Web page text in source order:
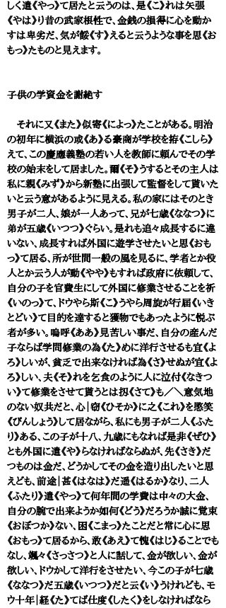
しく遣《やっ》て居たと云うのは、是《こ》れは矢張
《やは》り昔の武家根性で、金銭の損得に心を動か
すは卑劣だ、気が餒《す》えると云うような事を思《お
もっ》たものと見えます。
子供の学資金を謝絶す
それに又《また》似寄《によっ》たことがある。明治
の初年に横浜の或《あ》る豪商が学校を拵《こしら》
えて、この慶應義塾の若い人を教師に頼んでその学
校の始末をして居ました。爾《そ》うするとその主人は
私に親《みず》から新塾に出張して監督をして貰いた
いと云う意があるように見える。私の家にはそのとき
男子が二人、娘が一人あって、兄が七歳《ななつ》に
弟が五歳《いつつ》ぐらい。是れも追々成長するに違
いない、成長すれば外国に遊学させたいと思《おも
っ》て居る、所が世間一般の風を見るに、学者とか役
人とか云う人が動《やや》もすれば政府に依頼して、
自分の子を官費生にして外国に修業させることを祈
《いのっ》て、ドウやら斯《こ》うやら周旋が行届《いき
とどい》て目的を達すると獲物でもあったように悦ぶ
者が多い。嗚呼《ああ》見苦しい事だ、自分の産んだ
子ならば学問修業の為《た》めに洋行させるも宜《よ
ろ》しいが、貧乏で出来なければ為《さ》せぬが宜《よ
ろ》しい、夫《そ》れを乞食のように人に泣付《なきつ
い》て修業をさせて貰うとは扨《さて》も／＼意気地
のない奴共だと、心｜窃《ひそか》に之《これ》を愍笑
《びんしょう》して居ながら、私にも男子が二人《ふた
り》ある、この子が十八、九歳にもなれば是非《ぜひ》
とも外国に遣《や》らなければならぬが、先《さき》だ
つものは金だ、どうかしてその金を造り出したいと思
えども、前途｜甚《はなは》だ遥《はるか》なり、二人
《ふたり》遣《やっ》て何年間の学費は中々の大金、
自分の腕で出来ようか如何《どう》だろうか誠に覚束
《おぼつか》ない、困《こまっ》たことだと常に心に思
《おもっ》て居るから、敢《あえ》て愧《はじ》ることでも
なし、颯々《さっさつ》と人に話して、金が欲しい、金が
欲しい、ドウかして洋行をさせたい、今この子が七歳
《ななつ》だ五歳《いつつ》だと云《い》うけれども、モ
ウ十年｜経《た》てば仕度《したく》をしなければなら